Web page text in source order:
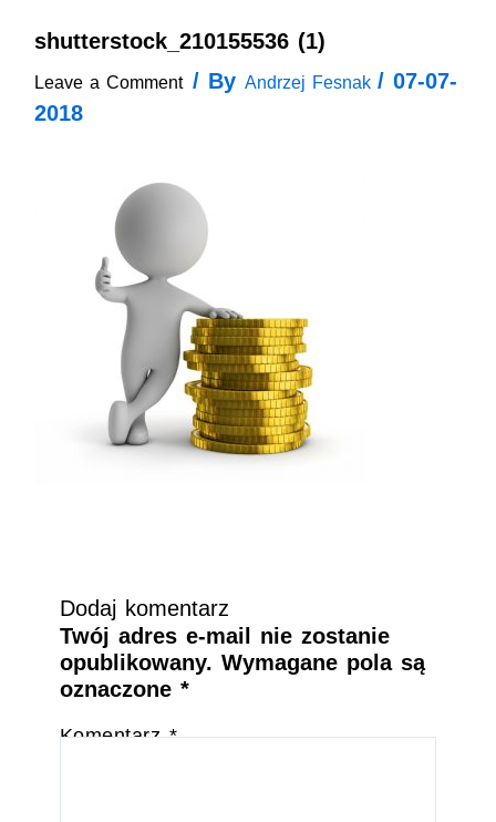
shutterstock_210155536 (1)
Leave a Comment / By Andrzej Fesnak/07-07-
2018
Dodaj komentarz
Twój adres e-mail nie zostanie
opublikowany. Wymagane pola są
oznaczone *
Komentarz*